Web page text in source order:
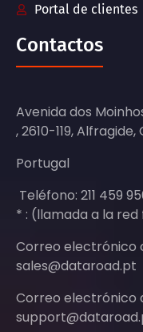
Portal de clientes
Contactos
Avenida dos
, 2610-119,
Portugal
Teléfono: 211 459
* : (llamada a la
Correo electrónico
sales@dataroad.pt
Correo electrónico